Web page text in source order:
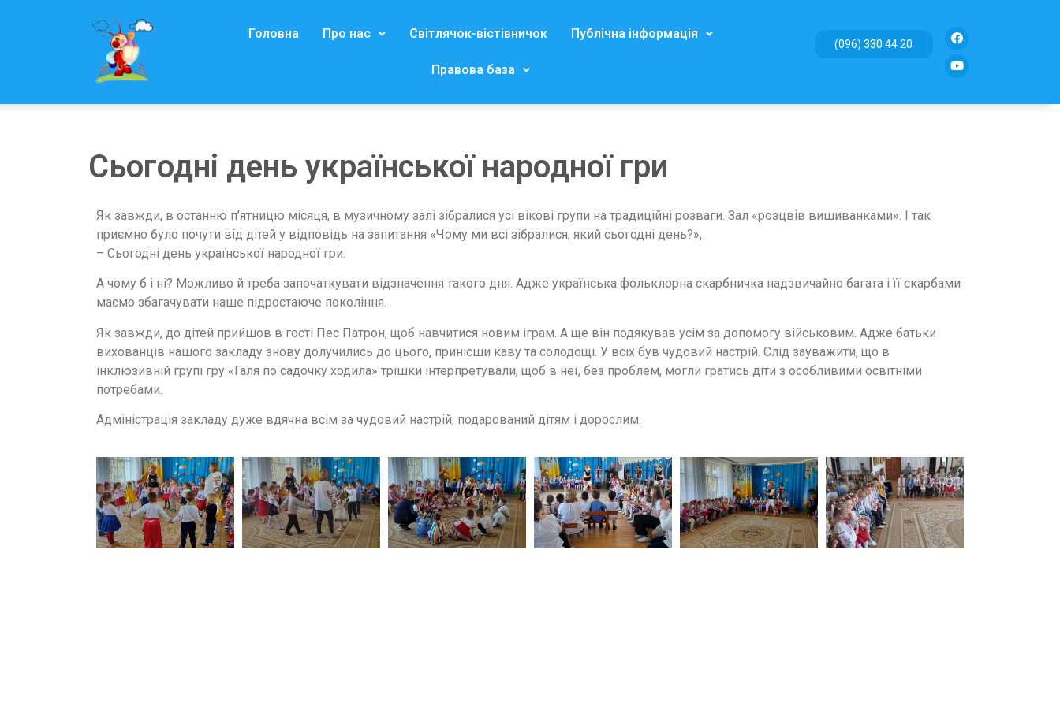
Головна Про нас Світлячок-вістівничок Публічна інформація
Правова база
(096) 330 44 20
Сьогодні день української народної гри
Як завжди, в останню п’ятницю місяця, в музичному залі зібралися усі вікові групи на традиційні розваги. Зал «розцвів вишиванками». І так
приємно було почути від дітей у відповідь на запитання «Чому ми всі зібралися, який сьогодні день?»,
– Сьогодні день української народної гри.
А чому б і ні? Можливо й треба започаткувати відзначення такого дня. Адже українська фольклорна скарбничка надзвичайно багата і її скарбами
маємо збагачувати наше підростаюче покоління.
Як завжди, до дітей прийшов в гості Пес Патрон, щоб навчитися новим іграм. А ще він подякував усім за допомогу військовим. Адже батьки
вихованців нашого закладу знову долучились до цього, принісши каву та солодощі. У всіх був чудовий настрій. Слід зауважити, що в
інклюзивній групі гру «Галя по садочку ходила» трішки інтерпретували, щоб в неї, без проблем, могли гратись діти з особливими освітніми
потребами.
Адміністрація закладу дуже вдячна всім за чудовий настрій, подарований дітям і дорослим.